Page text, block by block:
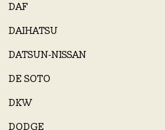
DAF
DAIHATSU
DATSUN-NISSAN
DE SOTO
DKW
DODGE